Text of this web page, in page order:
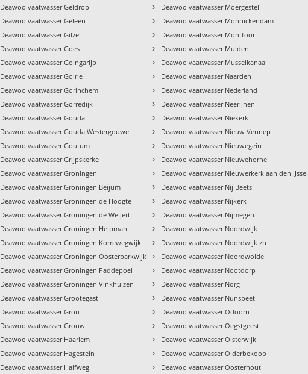
Deawoo vaatwasser Geldrop
Deawoo vaatwasser Geleen
Deawoo vaatwasser Gilze
Deawoo vaatwasser Goes
Deawoo vaatwasser Goingarijp
Deawoo vaatwasser Goirle
Deawoo vaatwasser Gorinchem
Deawoo vaatwasser Gorredijk
Deawoo vaatwasser Gouda
Deawoo vaatwasser Gouda Westergouwe
Deawoo vaatwasser Goutum
Deawoo vaatwasser Grijpskerke
Deawoo vaatwasser Groningen
Deawoo vaatwasser Groningen Beijum
Deawoo vaatwasser Groningen de Hoogte
Deawoo vaatwasser Groningen de Weijert
Deawoo vaatwasser Groningen Helpman
Deawoo vaatwasser Groningen Korrewegwijk
Deawoo vaatwasser Groningen Oosterparkwijk
Deawoo vaatwasser Groningen Paddepoel
Deawoo vaatwasser Groningen Vinkhuizen
Deawoo vaatwasser Grootegast
Deawoo vaatwasser Grou
Deawoo vaatwasser Grouw
Deawoo vaatwasser Haarlem
Deawoo vaatwasser Hagestein
Deawoo vaatwasser Halfweg
› Deawoo vaatwasser Moergestel
› Deawoo vaatwasser Monnickendam
› Deawoo vaatwasser Montfoort
› Deawoo vaatwasser Muiden
› Deawoo vaatwasser Musselkanaal
› Deawoo vaatwasser Naarden
› Deawoo vaatwasser Nederland
› Deawoo vaatwasser Neerijnen
› Deawoo vaatwasser Niekerk
› Deawoo vaatwasser Nieuw Vennep
› Deawoo vaatwasser Nieuwegein
› Deawoo vaatwasser Nieuwehorne
› Deawoo vaatwasser Nieuwerkerk aan den IJssel
› Deawoo vaatwasser Nij Beets
› Deawoo vaatwasser Nijkerk
› Deawoo vaatwasser Nijmegen
› Deawoo vaatwasser Noordwijk
› Deawoo vaatwasser Noordwijk zh
› Deawoo vaatwasser Noordwolde
› Deawoo vaatwasser Nootdorp
› Deawoo vaatwasser Norg
› Deawoo vaatwasser Nunspeet
› Deawoo vaatwasser Odoorn
› Deawoo vaatwasser Oegstgeest
› Deawoo vaatwasser Oisterwijk
› Deawoo vaatwasser Olderbekoop
› Deawoo vaatwasser Oosterhout